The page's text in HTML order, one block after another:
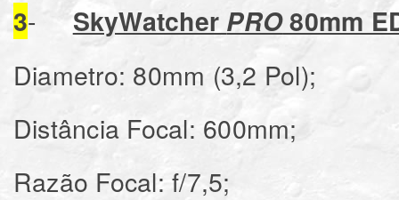
3-SkyWatcher PRO80mm
Diametro: 80mm (3,2 Pol);
Distância Focal: 600mm;
Razão Focal: f/7,5;